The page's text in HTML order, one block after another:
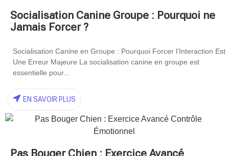
Socialisation Canine Groupe : Pourquoi ne
Jamais Forcer ?
Socialisation Canine en Groupe : Pourquoi Forcer l’Interaction Est
Une Erreur Majeure La socialisation canine en groupe est
essentielle pour...
EN SAVOIR PLUS
Pas Bouger Chien : Exercice Avancé